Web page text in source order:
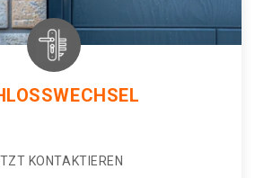
KONTAKTIEREN